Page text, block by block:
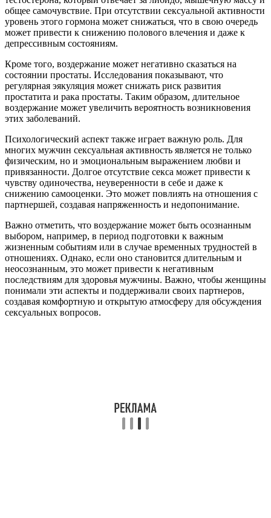
общее самочувствие. При отсутствии сексуальной активности
уровень этого гормона может снижаться, что в свою очередь
может привести к снижению полового влечения и даже к
депрессивным состояниям.
Кроме того, воздержание может негативно сказаться на
состоянии простаты. Исследования показывают, что
регулярная эякуляция может снижать риск развития
простатита и рака простаты. Таким образом, длительное
воздержание может увеличить вероятность возникновения
этих заболеваний.
Психологический аспект также играет важную роль. Для
многих мужчин сексуальная активность является не только
физическим, но и эмоциональным выражением любви и
привязанности. Долгое отсутствие секса может привести к
чувству одиночества, неуверенности в себе и даже к
снижению самооценки. Это может повлиять на отношения с
партнершей, создавая напряженность и недопонимание.
Важно отметить, что воздержание может быть осознанным
выбором, например, в период подготовки к важным
жизненным событиям или в случае временных трудностей в
отношениях. Однако, если оно становится длительным и
неосознанным, это может привести к негативным
последствиям для здоровья мужчины. Важно, чтобы женщины
понимали эти аспекты и поддерживали своих партнеров,
создавая комфортную и открытую атмосферу для обсуждения
сексуальных вопросов.